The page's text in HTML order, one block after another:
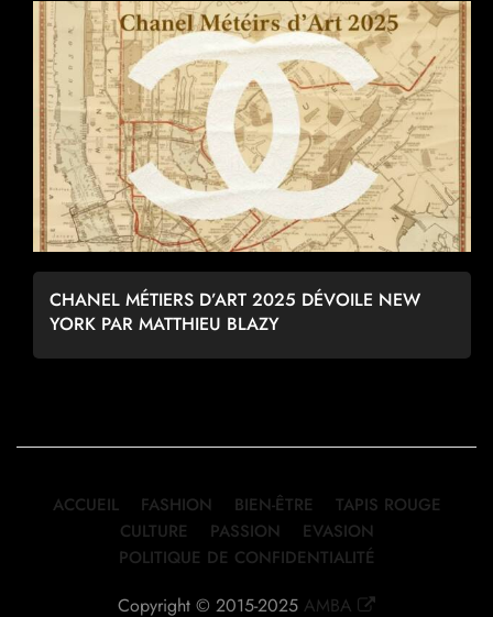
CHANEL MÉTIERS D’ART 2025 DÉVOILE NEW
YORK PAR MATTHIEU BLAZY
ACCUEIL FASHION BIEN-ÊTRE
TAPIS ROUGE
CULTURE
PASSION
EVASION
POLITIQUE DE CONFIDENTIALITÉ
Copyright © 2015-2025 AMBA